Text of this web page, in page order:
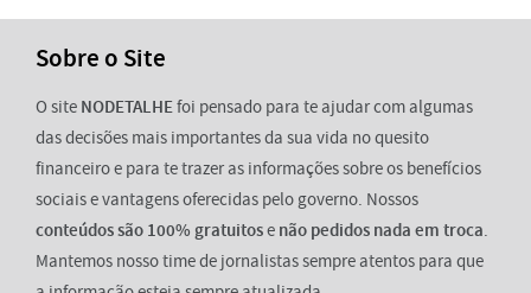
Sobre o Site
O site NODETALHEfoi pensado para te ajudar com algumas
das decisões mais importantes da sua vida no quesito
financeiro e para te trazer as informações sobre os benefícios
sociais e vantagens oferecidas pelo governo. Nossos
conteúdos são 100% gratuitose não pedidos nada em troca.
Mantemos nosso time de jornalistas sempre atentos para que